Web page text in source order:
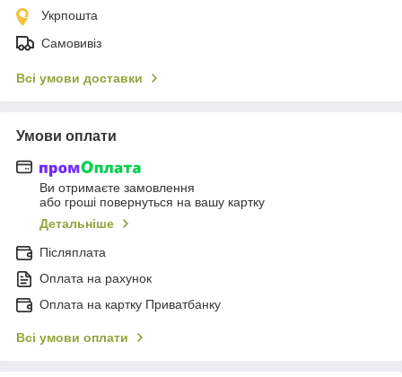
Укрпошта
Самовивіз
Всі умови доставки
Умови оплати
Ви отримаєте замовлення
або гроші повернуться на вашу картку
Детальніше
Післяплата
Оплата на рахунок
Оплата на картку Приватбанку
Всі умови оплати